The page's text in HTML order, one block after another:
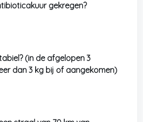
gekregen?
(in de afgelopen 3
dan 3 kg bij of aangekomen)